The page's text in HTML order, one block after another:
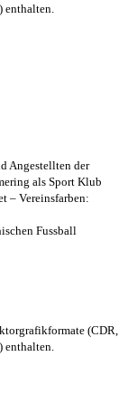
enthalten.
Angestellten der
als Sport Klub
– Vereinsfarben:
Fussball
(CDR,
enthalten.